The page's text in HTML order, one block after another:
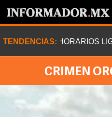
TENDENCIAS: HORARIOS
CRIMEN